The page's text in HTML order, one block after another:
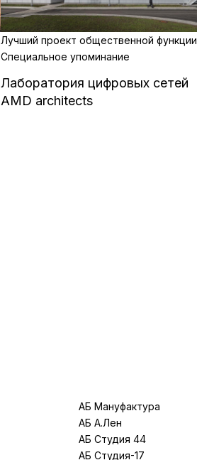
Лучший проект общественной функции
Специальное упоминание
Лаборатория цифровых сетей
AMD architects
АБ Мануфактура
АБ А.Лен
АБ Студия 44
АБ Студия-17